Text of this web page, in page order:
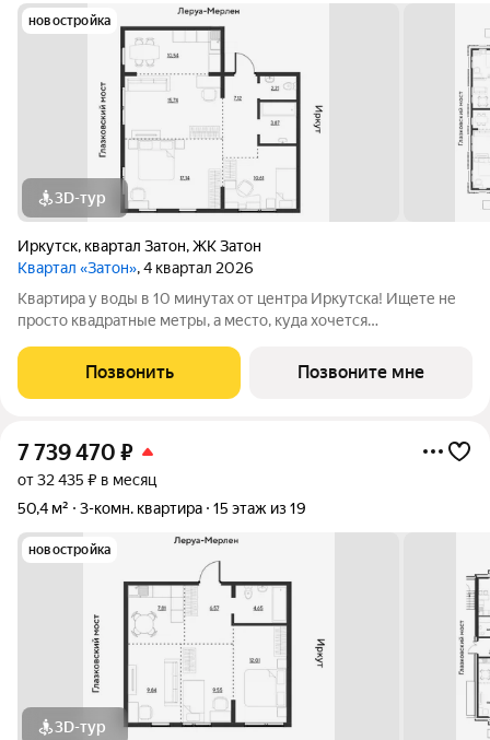
новостройка
3D-тур
Иркутск, квартал Затон,ЖК Затон
Квартал «Затон», 4 квартал 2026
Квартира у воды в 10 минутах от центра Иркутска! Ищете не
просто квадратные метры, а место, куда хочется
уникальный жилой комплекс на первой береговой линии,
расположенный на живописном полуострове в
Позвонить Позвоните мне
7 739 470 ₽
от 32 435 ₽ в месяц
50,4 м²
3-комн. квартира 15 этаж из 19
новостройка
3D-тур